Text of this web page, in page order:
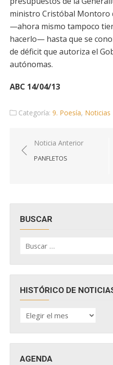
ministro Cristóbal Montoro
—ahora mismo tampoco
hacerlo— hasta que se
de déficit que autoriza el
autónomas.
ABC 14/04/13
Categoría: 9. Poesía, Noticias
Navegación
de
Noticia Anterior
PANFLETOS
BUSCAR
por:
HISTÓRICO DE
HISTÓRICO
DE
AGENDA